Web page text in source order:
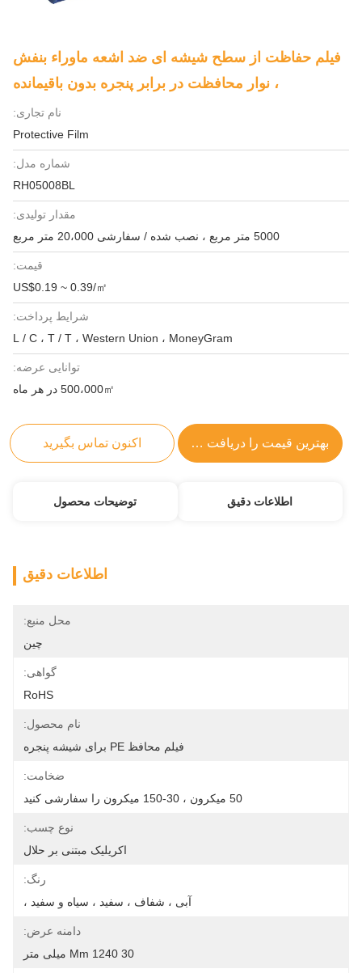
فیلم حفاظت از سطح شیشه ای ضد اشعه ماوراء بنفش
، نوار محافظت در برابر پنجره بدون باقیمانده
نام تجاری:
Protective Film
شماره مدل:
RH05008BL
مقدار تولیدی:
5000 متر مربع ، نصب شده / سفارشی 20،000 متر مربع
قیمت:
US$0.19 ~ 0.39/㎡
شرایط پرداخت:
L / C ، T / T ، Western Union ، MoneyGram
توانایی عرضه:
500،000㎡ در هر ماه
بهترین قیمت را دریافت کنید اکنون تماس بگیرید
اطلاعات دقیق توضیحات محصول
اطلاعات دقیق
محل منبع:
چین
گواهی:
RoHS
نام محصول:
فیلم محافظ PE برای شیشه پنجره
ضخامت:
50 میکرون ، 30-150 میکرون را سفارشی کنید
نوع چسب:
اکریلیک مبتنی بر حلال
رنگ:
آبی ، شفاف ، سفید ، سیاه و سفید ،
دامنه عرض:
30 Mm 1240 میلی متر